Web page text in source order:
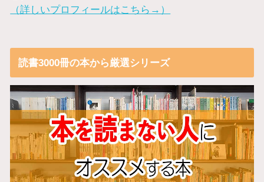
（詳しいプロフィールはこちら→）
読書3000冊の本から厳選シリーズ